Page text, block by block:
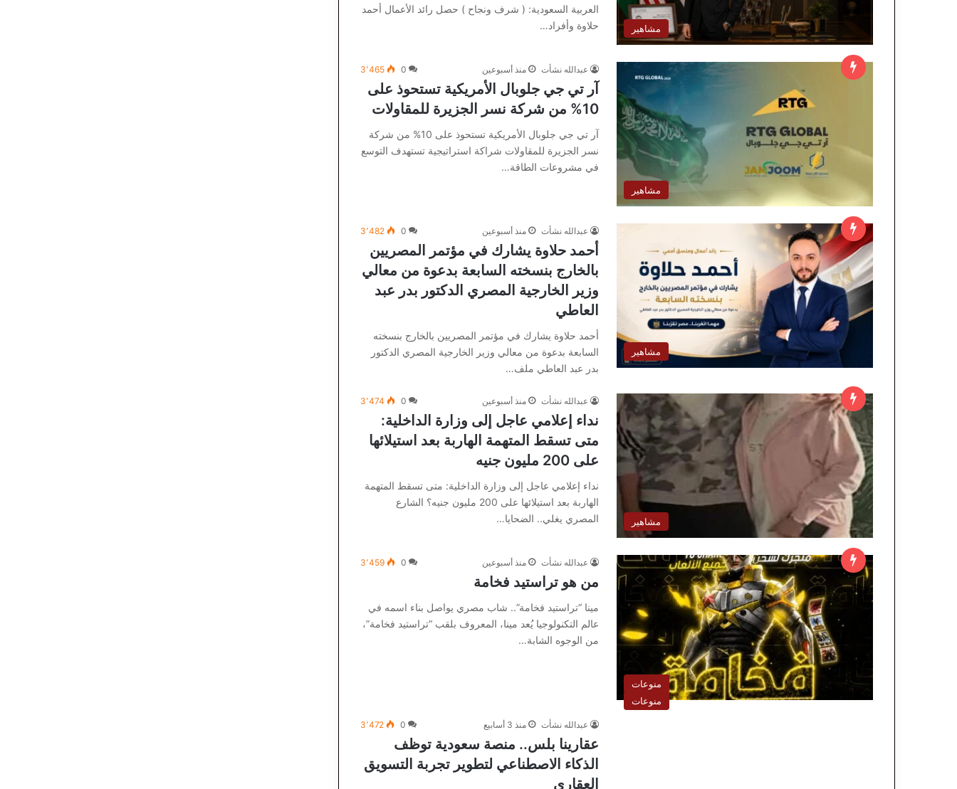
مشاهير
العربية السعودية: ( شرف ونجاح ) حصل رائد الأعمال أحمد
حلاوة وأفراد…
مشاهير
عبدالله نشأت منذ أسبوعين 0 3٬465
آر تي جي جلوبال الأمريكية تستحوذ على
10% من شركة نسر الجزيرة للمقاولات
آر تي جي جلوبال الأمريكية تستحوذ على 10% من شركة
نسر الجزيرة للمقاولات شراكة استراتيجية تستهدف التوسع
في مشروعات الطاقة…
مشاهير
عبدالله نشأت منذ أسبوعين 0 3٬482
أحمد حلاوة يشارك في مؤتمر المصريين
بالخارج بنسخته السابعة بدعوة من معالي
وزير الخارجية المصري الدكتور بدر عبد
العاطي
أحمد حلاوة يشارك في مؤتمر المصريين بالخارج بنسخته
السابعة بدعوة من معالي وزير الخارجية المصري الدكتور
بدر عبد العاطي ملف…
مشاهير
عبدالله نشأت منذ أسبوعين 0 3٬474
نداء إعلامي عاجل إلى وزارة الداخلية:
متى تسقط المتهمة الهاربة بعد استيلائها
على 200 مليون جنيه
نداء إعلامي عاجل إلى وزارة الداخلية: متى تسقط المتهمة
الهاربة بعد استيلائها على 200 مليون جنيه؟ الشارع
المصري يغلي.. الضحايا…
منوعات
عبدالله نشأت منذ أسبوعين 0 3٬459
من هو تراستيد فخامة
مينا “تراستيد فخامة”.. شاب مصري يواصل بناء اسمه في
عالم التكنولوجيا يُعد مينا، المعروف بلقب “تراستيد فخامة”،
من الوجوه الشابة…
منوعات
عبدالله نشأت منذ 3 أسابيع 0 3٬472
عقارينا بلس.. منصة سعودية توظف
الذكاء الاصطناعي لتطوير تجربة التسويق
العقاري